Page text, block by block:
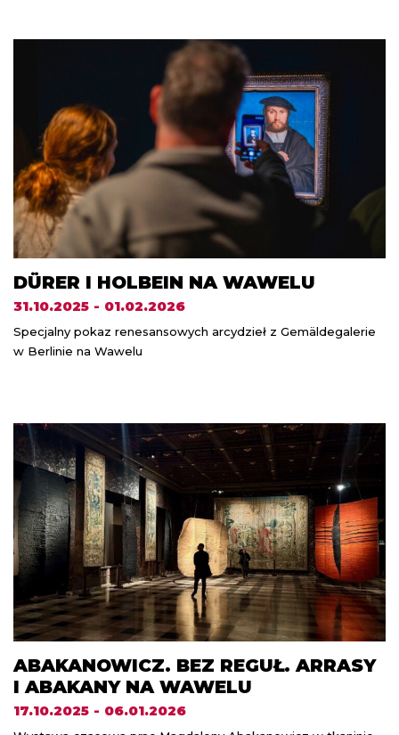
DÜRER I HOLBEIN NA WAWELU
31.10.2025 - 01.02.2026
Specjalny pokaz renesansowych arcydzieł z Gemäldegalerie
w Berlinie na Wawelu
ABAKANOWICZ. BEZ REGUŁ. ARRASY
I ABAKANY NA WAWELU
17.10.2025 - 06.01.2026